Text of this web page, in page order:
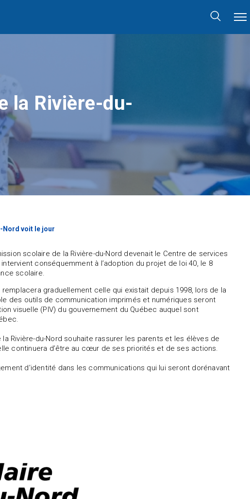
la Rivière-du-
Nord voit le jour
scolaire de la Rivière-du-Nord devenait le Centre de services
conséquemment à l’adoption du projet de loi 40, le 8
scolaire.
graduellement celle qui existait depuis 1998, lors de la
des outils de communication imprimés et numériques seront
visuelle (PIV) du gouvernement du Québec auquel sont
Rivière-du-Nord souhaite rassurer les parents et les élèves de
continuera d’être au cœur de ses priorités et de ses actions.
d’identité dans les communications qui lui seront dorénavant